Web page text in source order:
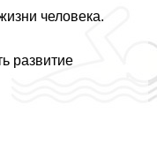
человека.
развитие